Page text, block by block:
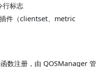
行标志
插件（clientset、metric
数注册，由 QOSManager 管